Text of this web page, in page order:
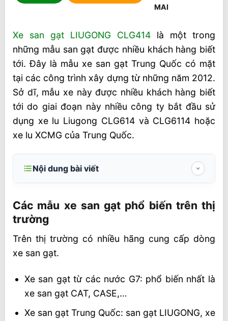
Xe san gạt LIUGONG CLG414 là một trong
những mẫu san gạt được nhiều khách hàng biết
tới. Đây là mẫu xe san gạt Trung Quốc có mặt
tại các công trình xây dựng từ những năm 2012.
Sở dĩ, mẫu xe này được nhiều khách hàng biết
tới do giai đoạn này nhiều công ty bắt đầu sử
dụng xe lu Liugong CLG614 và CLG6114 hoặc
xe lu XCMG của Trung Quốc.
Nội dung bài viết
trường
Thông số kỹ thuật chính
Liên hệ tư vấn xe san gạt
Các mẫu xe san gạt phổ biến trên thị
trường
Trên thị trường có nhiều hãng cung cấp dòng
xe san gạt.
Xe san gạt từ các nước G7: phổ biến nhất là
xe san gạt CAT, CASE,…
Xe san gạt Trung Quốc: san gạt LIUGONG, xe